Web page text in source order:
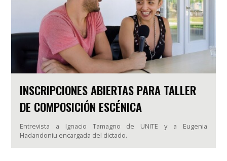
INSCRIPCIONES ABIERTAS PARA TALLER
DE COMPOSICIÓN ESCÉNICA
Entrevista a Ignacio Tamagno de UNITE y a Eugenia
Hadandoniu encargada del dictado.